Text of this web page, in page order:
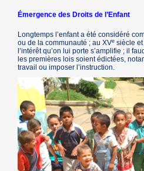
Émergence des Droits de l’Enfant
Longtemps l’enfant a été considéré
ou de la communauté ; au XVe siècle
l’intérêt qu’on lui porte s’amplifie ; il
les premières lois soient édictées,
travail ou imposer l’instruction.